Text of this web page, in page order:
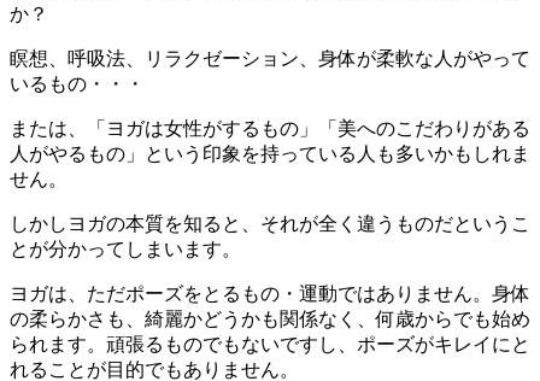
か？
瞑想、呼吸法、リラクゼーション、身体が柔軟な人がやって
いるもの・・・
または、「ヨガは女性がするもの」
「美へのこだわりがある
人がやるもの」
という印象を持っている人も多いかもしれま
せん。
しかしヨガの本質を知ると、それが全く違うものだというこ
とが分かってしまいます。
ヨガは、ただポーズをとるもの・運動ではありません。 身体
の柔らかさも、綺麗かどうかも関係なく、何歳からでも始め
られます。 頑張るものでもないですし、ポーズがキレイにと
れることが目的でもありません。